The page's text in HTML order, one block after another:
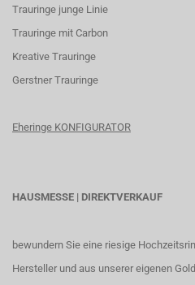
Trauringe junge Linie
Trauringe mit Carbon
Kreative Trauringe
Gerstner Trauringe
Eheringe KONFIGURATOR
HAUSMESSE | DIREKTVERKAUF
bewundern Sie eine riesige
Hersteller und aus unserer eigenen